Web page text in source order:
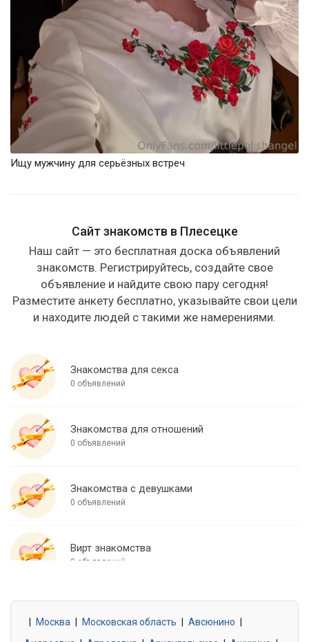
Ищу мужчину для серьёзных встреч
Сайт знакомств в Плесецке
Наш сайт — это бесплатная доска объявлений
знакомств. Регистрируйтесь, создайте свое
объявление и найдите свою пару сегодня!
Разместите анкету бесплатно, указывайте свои цели
и находите людей с такими же намерениями.
Знакомства для секса
0 объявлений
Знакомства для отношений
0 объявлений
Знакомства с девушками
0 объявлений
Вирт знакомства
0 объявлений
0 объявлений
Москва Московская область Авсюнино